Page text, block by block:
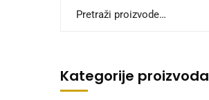
Kategorije proizvoda